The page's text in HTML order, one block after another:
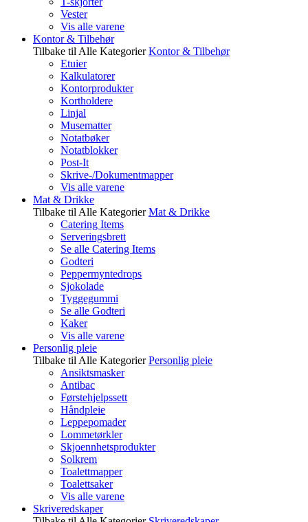
Vester
Vis alle varene
Kontor & Tilbehør
Tilbake til Alle Kategorier Kontor & Tilbehør
Etuier
Kalkulatorer
Kontorprodukter
Kortholdere
Linjal
Musematter
Notatbøker
Notatblokker
Post-It
Skrive-/Dokumentmapper
Vis alle varene
Mat & Drikke
Tilbake til Alle Kategorier Mat & Drikke
Catering Items
Serveringsbrett
Se alle Catering Items
Godteri
Peppermyntedrops
Sjokolade
Tyggegummi
Se alle Godteri
Kaker
Vis alle varene
Personlig pleie
Tilbake til Alle Kategorier Personlig pleie
Ansiktsmasker
Antibac
Førstehjelpssett
Håndpleie
Leppepomader
Lommetørkler
Skjoennhetsprodukter
Solkrem
Toalettmapper
Toalettsaker
Vis alle varene
Skriveredskaper